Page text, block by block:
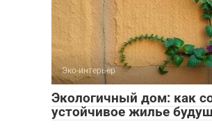
Эко-интерьер
Экологичный дом: как
устойчивое жилье